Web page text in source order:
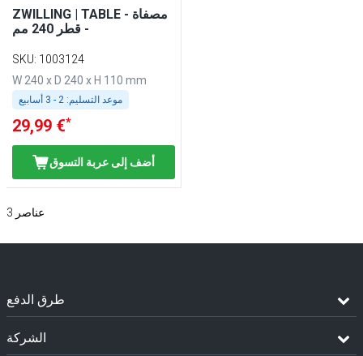
ZWILLING | TABLE - مصفاة
- قطر 240 مم
SKU: 1003124
W 240 x D 240 x H 110 mm
موعد التسليم:
29,99 €*
أضف إلى عربة التسوق
3 عناصر
طرق الدفع
الشركة